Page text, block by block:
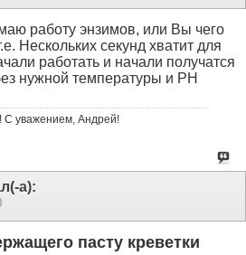
работу энзимов, или Вы чего
Нескольких секунд хватит для
работать и начали получатся
нужной температуры и РН
уважением, Андрей!
а):
пасту креветки